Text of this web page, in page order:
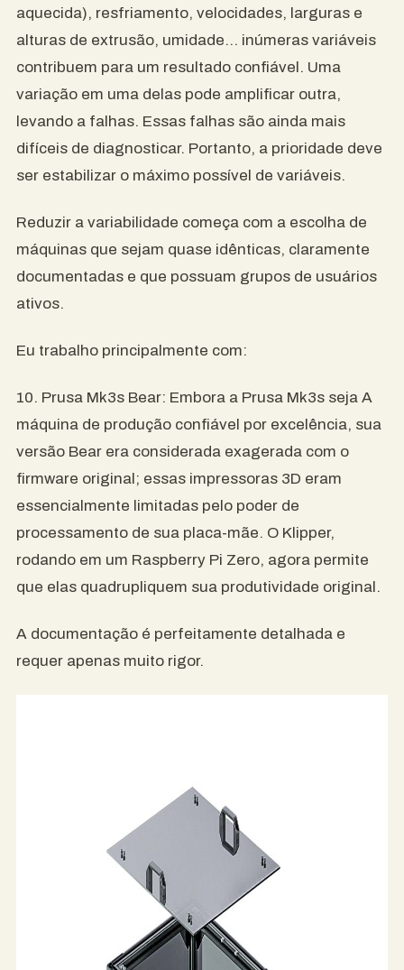
aquecida), resfriamento, velocidades, larguras e
alturas de extrusão, umidade... inúmeras variáveis ​​
contribuem para um resultado confiável. Uma
variação em uma delas pode amplificar outra,
levando a falhas. Essas falhas são ainda mais
difíceis de diagnosticar. Portanto, a prioridade deve
ser estabilizar o máximo possível de variáveis.
Reduzir a variabilidade começa com a escolha de
máquinas que sejam quase idênticas, claramente
documentadas e que possuam grupos de usuários
ativos.
Eu trabalho principalmente com:
10. Prusa Mk3s Bear: Embora a Prusa Mk3s seja A
máquina de produção confiável por excelência, sua
versão Bear era considerada exagerada com o
firmware original; essas impressoras 3D eram
essencialmente limitadas pelo poder de
processamento de sua placa-mãe. O Klipper,
rodando em um Raspberry Pi Zero, agora permite
que elas quadrupliquem sua produtividade original.
A documentação é perfeitamente detalhada e
requer apenas muito rigor.